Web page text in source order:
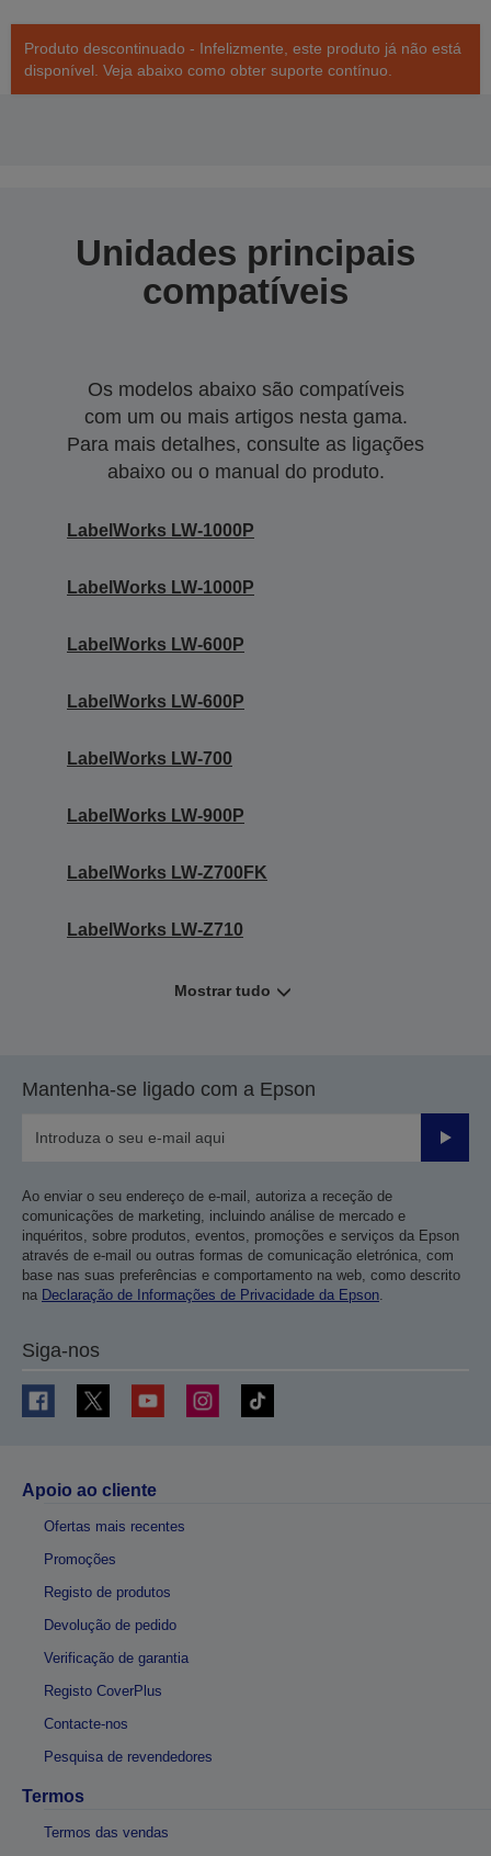
Produto descontinuado - Infelizmente, este produto já não está
disponível. Veja abaixo como obter suporte contínuo.
Unidades principais
compatíveis
Os modelos abaixo são compatíveis
com um ou mais artigos nesta gama.
Para mais detalhes, consulte as ligações
abaixo ou o manual do produto.
LabelWorks LW-1000P
LabelWorks LW-1000P
LabelWorks LW-600P
LabelWorks LW-600P
LabelWorks LW-700
LabelWorks LW-900P
LabelWorks LW-Z700FK
LabelWorks LW-Z710
Mostrar tudo
Mantenha-se ligado com a Epson
Enviar
Ao enviar o seu endereço de e-mail, autoriza a receção de
comunicações de marketing, incluindo análise de mercado e
inquéritos, sobre produtos, eventos, promoções e serviços da Epson
através de e-mail ou outras formas de comunicação eletrónica, com
base nas suas preferências e comportamento na web, como descrito
na Declaração de Informações de Privacidade da Epson.
Siga-nos
Apoio ao cliente
Ofertas mais recentes
Promoções
Registo de produtos
Devolução de pedido
Verificação de garantia
Registo CoverPlus
Contacte-nos
Pesquisa de revendedores
Termos
Termos das vendas